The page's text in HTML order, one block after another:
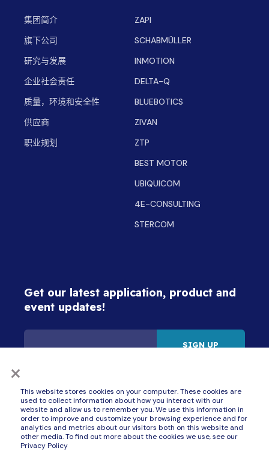
×
This website stores cookies on your computer. These cookies are
used to collect information about how you interact with our
website and allow us to remember you. We use this information in
order to improve and customize your browsing experience and for
analytics and metrics about our visitors both on this website and
other media. To find out more about the cookies we use, see our
Privacy Policy
集团简介
旗下公司
研究与发展
企业社会责任
质量，环境和安全性
供应商
职业规划
ZAPI
SCHABMÜLLER
INMOTION
DELTA-Q
BLUEBOTICS
ZIVAN
ZTP
BEST MOTOR
UBIQUICOM
4E-CONSULTING
STERCOM
Get our latest application, product and
event updates!
and events. See the ZAPI GROUP'sPrivacy Policy. I understand that I can unsubscribe
at any time.